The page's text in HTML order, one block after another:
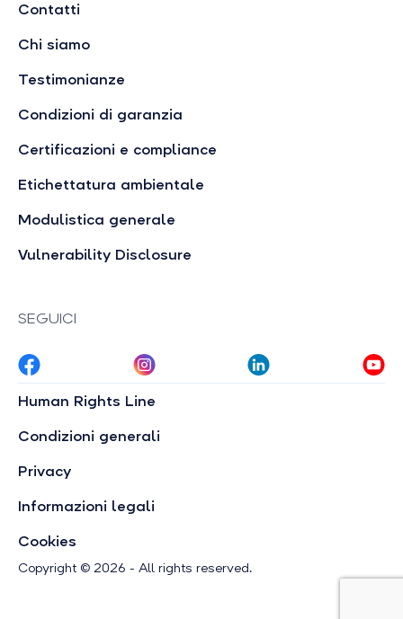
Contatti
Chi siamo
Testimonianze
Condizioni di garanzia
Certificazioni e compliance
Etichettatura ambientale
Modulistica generale
Vulnerability Disclosure
SEGUICI
Copyright © 2026 - All rights reserved.
Human Rights Line
Condizioni generali
Privacy
Informazioni legali
Cookies